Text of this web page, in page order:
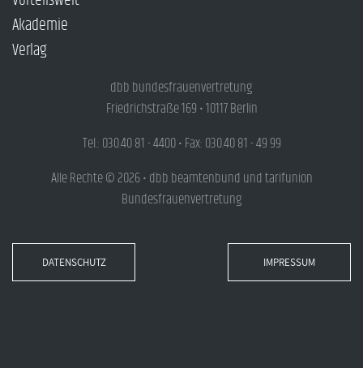
Akademie
Verlag
dbb bundesfrauenvertretung
Friedrichstraße 169 • 10117 Berlin
Tel.: 030.40 81 - 4400 • Fax: 030.40 81 - 49 99
Alle Rechte © 2026 • dbb beamtenbund und tarifunion
Bundesfrauenvertretung
DATENSCHUTZ IMPRESSUM